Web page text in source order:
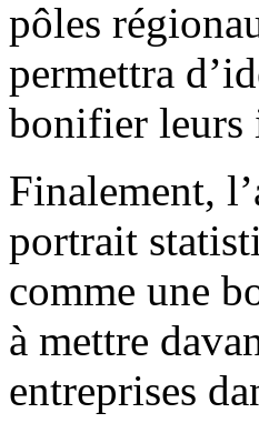
pôles
permettra
bonifier leurs
Finalement,
portrait
comme une
à mettre
entreprises